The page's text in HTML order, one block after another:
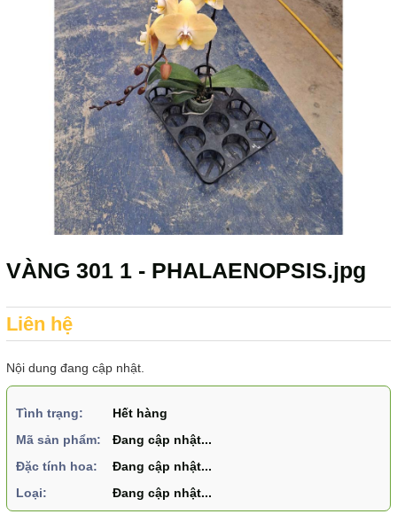
VÀNG 301 1 - PHALAENOPSIS.jpg
Liên hệ
Nội dung đang cập nhật.
Tình trạng:
Hết hàng
Mã sản phẩm:
Đang cập nhật...
Đặc tính hoa:
Đang cập nhật...
Loại:
Đang cập nhật...